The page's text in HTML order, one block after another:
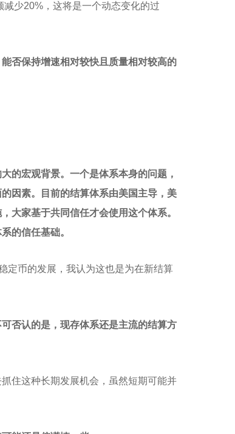
少20%，这将是一个动态变化的过
否保持增速相对较快且质量相对较高的
的宏观背景。一个是体系本身的问题，
因素。目前的结算体系由美国主导，美
大家基于共同信任才会使用这个体系。
的信任基础。
定币的发展，我认为这也是为在新结算
否认的是，现存体系还是主流的结算方
住这种长期发展机会，虽然短期可能并